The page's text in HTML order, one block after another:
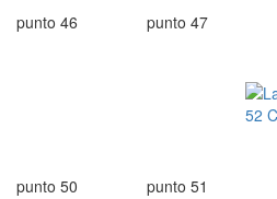
punto 46 punto 47
punto 50 punto 51